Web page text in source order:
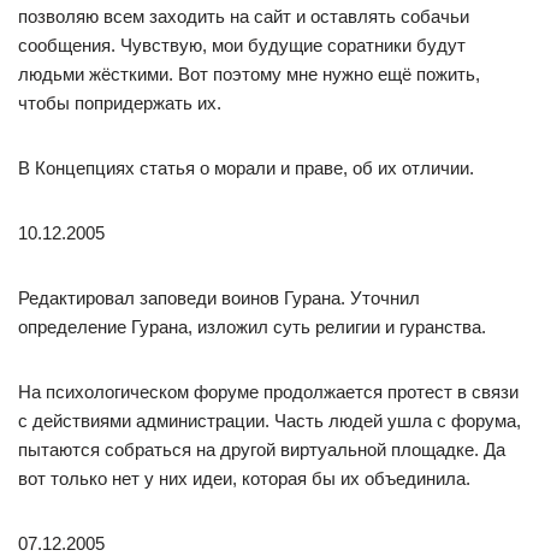
позволяю всем заходить на сайт и оставлять собачьи
сообщения. Чувствую, мои будущие соратники будут
людьми жёсткими. Вот поэтому мне нужно ещё пожить,
чтобы попридержать их.
В Концепциях статья о морали и праве, об их отличии.
10.12.2005
Редактировал заповеди воинов Гурана. Уточнил
определение Гурана, изложил суть религии и гуранства.
На психологическом форуме продолжается протест в связи
с действиями администрации. Часть людей ушла с форума,
пытаются собраться на другой виртуальной площадке. Да
вот только нет у них идеи, которая бы их объединила.
07.12.2005